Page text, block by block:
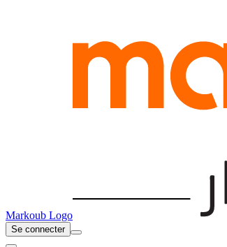
Markoub Logo
Se connecter